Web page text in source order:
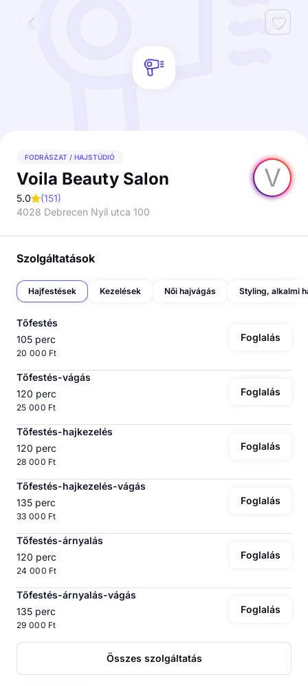
V
FODRÁSZAT / HAJSTÚDIÓ
Voila Beauty Salon
5.0 (151)
4028 Debrecen Nyíl utca 100
Szolgáltatások
Hajfestések Kezelések Női hajvágás Styling, alkalmi
Tőfestés
105 perc
20 000 Ft
Foglalás
Tőfestés-vágás
120 perc
25 000 Ft
Foglalás
Tőfestés-hajkezelés
120 perc
28 000 Ft
Foglalás
Tőfestés-hajkezelés-vágás
135 perc
33 000 Ft
Foglalás
Tőfestés-árnyalás
120 perc
24 000 Ft
Foglalás
Tőfestés-árnyalás-vágás
135 perc
29 000 Ft
Foglalás
Összes szolgáltatás